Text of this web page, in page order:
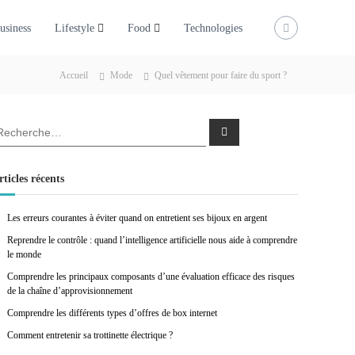
Lifestyle Food Technologies
Accueil Mode Quel vêtement pour faire du sport ?
R
c
r
récents
Les erreurs courantes à éviter quand on entretient ses bijoux en argent
Reprendre le contrôle : quand l’intelligence artificielle nous aide à comprendre
le monde
Comprendre les principaux composants d’une évaluation efficace des risques
de la chaîne d’approvisionnement
Comprendre les différents types d’offres de box internet
Comment entretenir sa trottinette électrique ?